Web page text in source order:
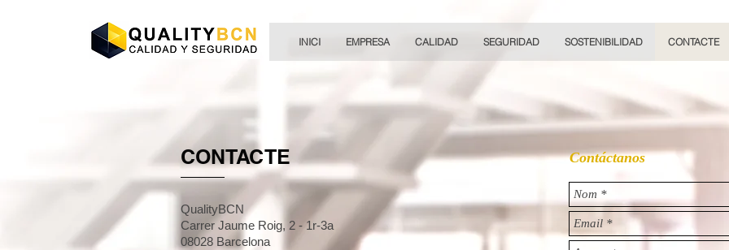
INICI EMPRESA CALIDAD SEGURIDAD SOSTENIBILIDAD CONTACTE
CONSULTES:
600 80 88 34
consultoria@qualitybcn.com
CONTACTE
QualityBCN
Carrer Jaume Roig, 2 - 1r-3a
08028 Barcelona
Contáctanos